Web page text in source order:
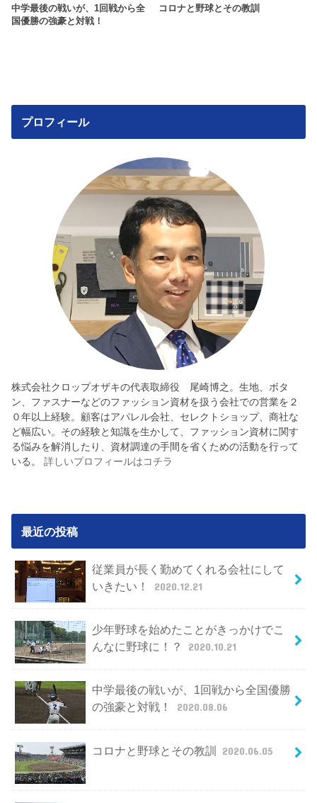
中学最後の戦いが、1回戦から全
国優勝の強豪と対戦！
コロナと野球とその教訓
プロフィール
株式会社クロップオザキの代表取締役 尾崎博之。生地、ボタ
ン、ファスナーなどのファッション資材を扱う会社での営業を２
０年以上経験。顧客はアパレル会社、セレクトショップ、商社な
ど幅広い。その経験と知識を生かして、ファッション資材に関す
る悩みを解消したり、資材調達の手間を省くための活動を行って
いる。詳しいプロフィールはコチラ
最近の投稿
従業員が長く勤めてくれる会社にして
いきたい！
2020.12.21
少年野球を始めたことがきっかけでこ
んなに野球に！？
2020.10.21
中学最後の戦いが、1回戦から全国優勝
の強豪と対戦！
2020.08.06
コロナと野球とその教訓 2020.06.05